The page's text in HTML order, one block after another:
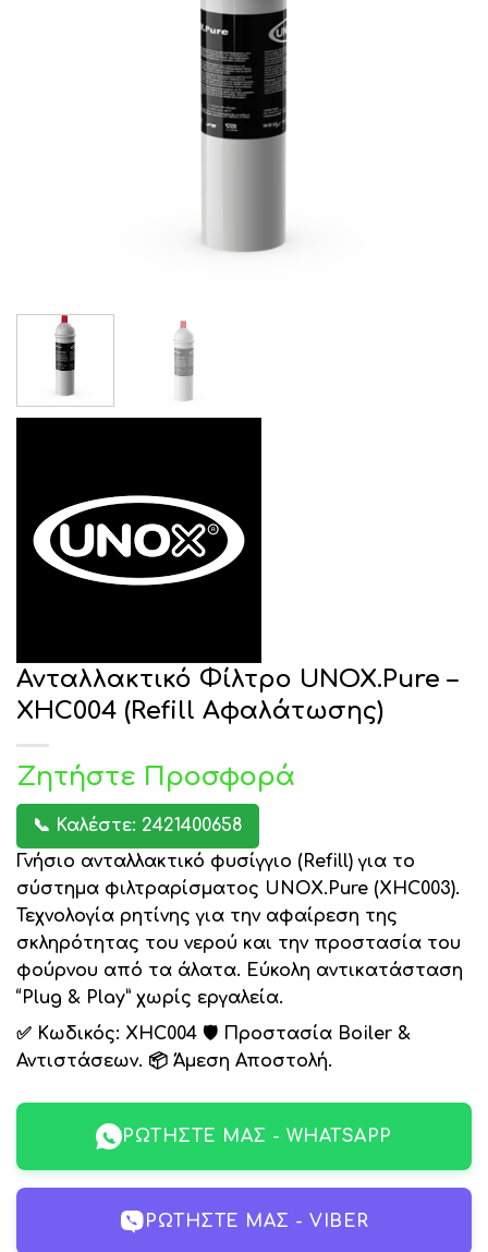
Ανταλλακτικό Φίλτρο UNOX.Pure –
XHC004 (Refill Αφαλάτωσης)
Ζητήστε Προσφορά
📞 Καλέστε: 2421400658
Γνήσιο ανταλλακτικό φυσίγγιο (Refill) για το
σύστημα φιλτραρίσματος UNOX.Pure (XHC003).
Τεχνολογία ρητίνης για την αφαίρεση της
σκληρότητας του νερού και την προστασία του
φούρνου από τα άλατα. Εύκολη αντικατάσταση
“Plug & Play” χωρίς εργαλεία.
✅ Κωδικός: XHC004 🛡️ Προστασία Boiler &
Αντιστάσεων. 📦 Άμεση Αποστολή.
ΡΩΤΉΣΤΕ ΜΑΣ - WHATSAPP
ΡΩΤΉΣΤΕ ΜΑΣ - VIBER